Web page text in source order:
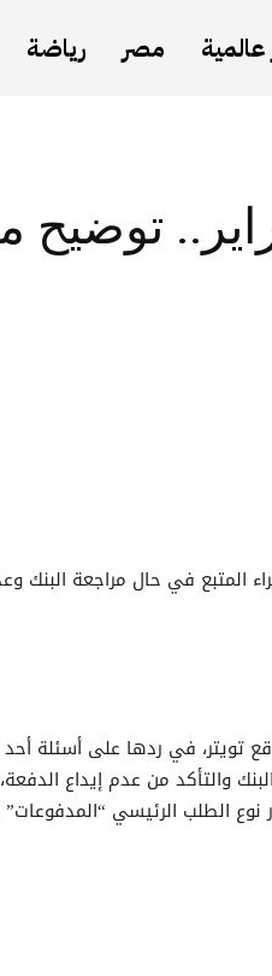
عالمية مصر رياضة
توضيح
المتبع في حال مراجعة البنك
في ردها على أسئلة أحد
والتأكد من عدم إيداع
الطلب الرئيسي